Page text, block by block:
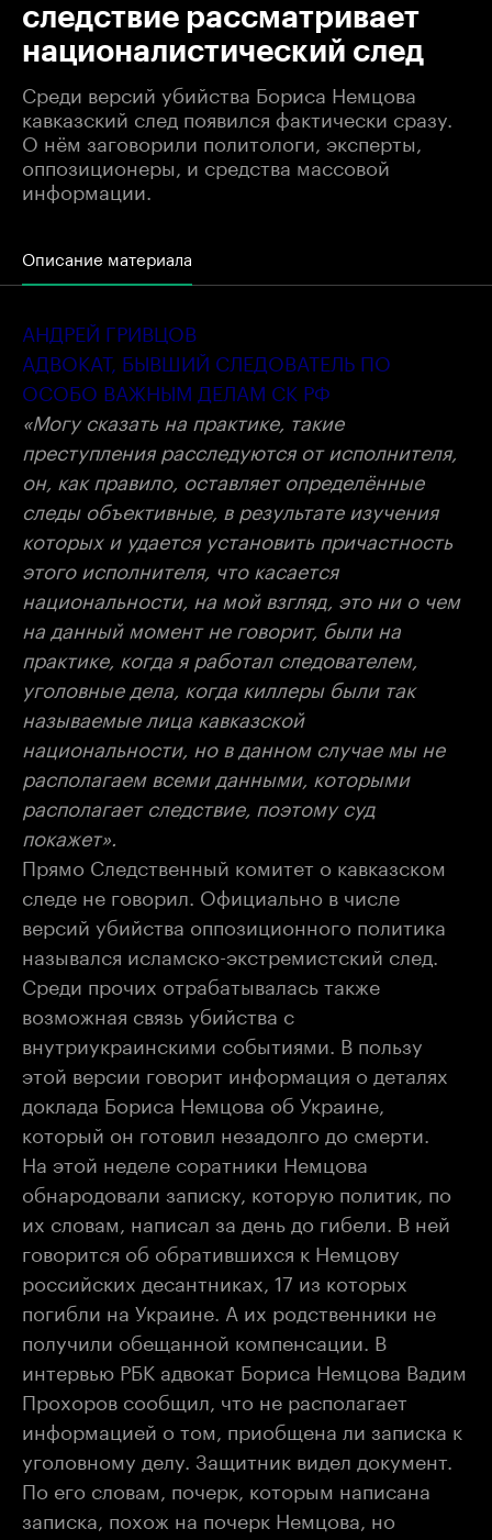
следствие рассматривает
националистический след
Среди версий убийства Бориса Немцова
кавказский след появился фактически сразу.
О нём заговорили политологи, эксперты,
оппозиционеры, и средства массовой
информации.
Описание материала
АНДРЕЙ ГРИВЦОВ
АДВОКАТ, БЫВШИЙ СЛЕДОВАТЕЛЬ ПО
ОСОБО ВАЖНЫМ ДЕЛАМ СК РФ
«Могу сказать на практике, такие
преступления расследуются от исполнителя,
он, как правило, оставляет определённые
следы объективные, в результате изучения
которых и удается установить причастность
этого исполнителя, что касается
национальности, на мой взгляд, это ни о чем
на данный момент не говорит, были на
практике, когда я работал следователем,
уголовные дела, когда киллеры были так
называемые лица кавказской
национальности, но в данном случае мы не
располагаем всеми данными, которыми
располагает следствие, поэтому суд
покажет».
Прямо Следственный комитет о кавказском
следе не говорил. Официально в числе
версий убийства оппозиционного политика
назывался исламско-экстремистский след.
Среди прочих отрабатывалась также
возможная связь убийства с
внутриукраинскими событиями. В пользу
этой версии говорит информация о деталях
доклада Бориса Немцова об Украине,
который он готовил незадолго до смерти.
На этой неделе соратники Немцова
обнародовали записку, которую политик, по
их словам, написал за день до гибели. В ней
говорится об обратившихся к Немцову
российских десантниках, 17 из которых
погибли на Украине. А их родственники не
получили обещанной компенсации. В
интервью РБК адвокат Бориса Немцова Вадим
Прохоров сообщил, что не располагает
информацией о том, приобщена ли записка к
уголовному делу. Защитник видел документ.
По его словам, почерк, которым написана
записка, похож на почерк Немцова, но